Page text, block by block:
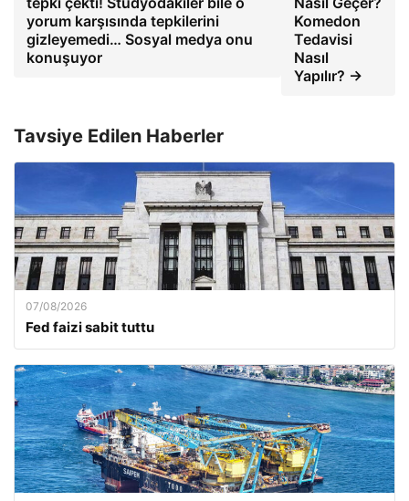
yorum karşısında tepkilerini
gizleyemedi… Sosyal medya onu
konuşuyor
Komedon
Tedavisi
Nasıl
Yapılır? →
Tavsiye Edilen Haberler
07/08/2026
Fed faizi sabit tuttu